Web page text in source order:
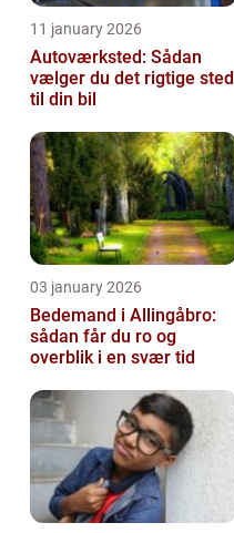
11 january 2026
Autoværksted: Sådan
vælger du det rigtige sted
til din bil
03 january 2026
Bedemand i Allingåbro:
sådan får du ro og
overblik i en svær tid